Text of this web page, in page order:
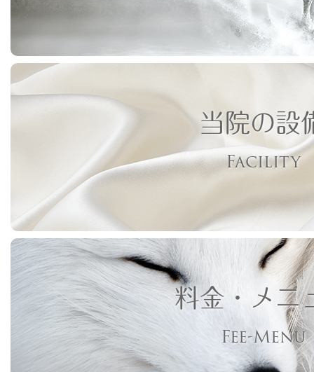
当院の設
Facility
料金・メニ
Fee-Menu